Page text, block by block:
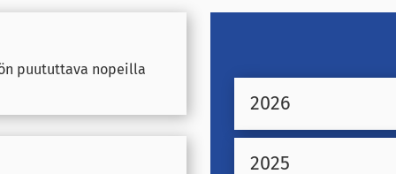
puututtava nopeilla
2026
2025